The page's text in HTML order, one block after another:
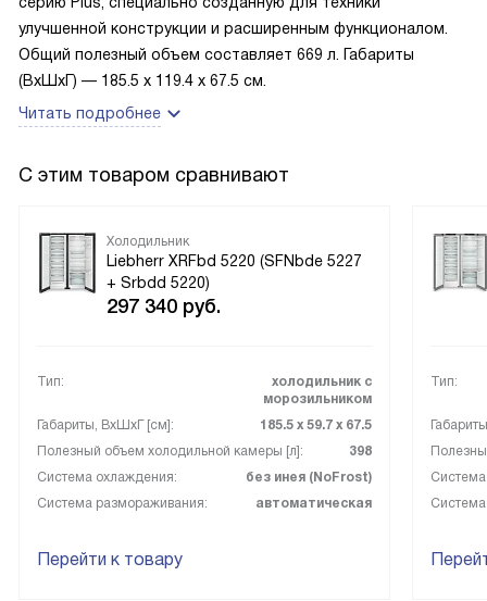
улучшенной конструкции и расширенным функционалом.
Общий полезный объем составляет 669 л. Габариты
(ВхШхГ) — 185.5 х 119.4 х 67.5 см.
Читать подробнее
С этим товаром сравнивают
Холодильник
Liebherr XRFbd 5220 (SFNbde 5227
+ Srbdd 5220)
297 340 руб.
Тип:
холодильник с
морозильником
Габариты, ВxШxГ [см]:
185.5 х 59.7 х 67.5
Полезный объем холодильной камеры [л]:
398
Система охлаждения:
без инея (NoFrost)
Система размораживания:
автоматическая
Перейти к товару
Тип: